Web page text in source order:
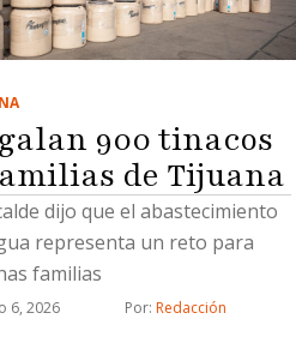
uno de ellos ya fue
a proceso, indicó
al llamado "cártel
ocuparon cargos de
y analista y son
de fraude, fraude procesal
de documentos falsos,
varios grupos y
que maneja el cártel
900 tinacos
de Tijuana
dijo que el abastecimiento
representa un reto para
familias
6, 2026 Por: Redacción